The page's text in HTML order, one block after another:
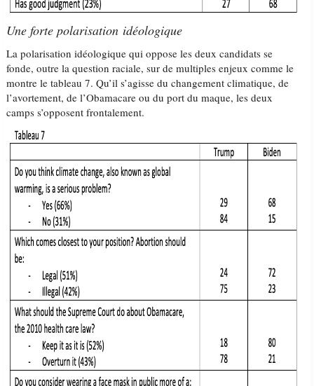
Une forte polarisation idéologique
La polarisation idéologique qui oppose les deux candidats se
fonde, outre la question raciale, sur de multiples enjeux comme le
montre le tableau 7. Qu’il s’agisse du changement climatique, de
l’avortement, de l’Obamacare ou du port du maque, les deux
camps s’opposent frontalement.